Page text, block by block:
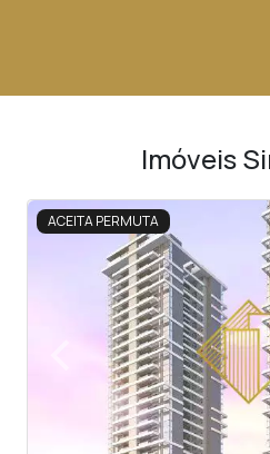
Imóveis
ACEITA PERMUTA
<<<<
Previous